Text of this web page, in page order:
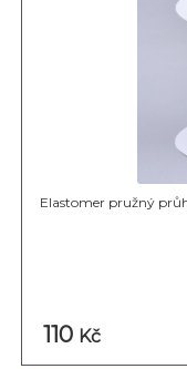
Elastomer pružný
110 Kč